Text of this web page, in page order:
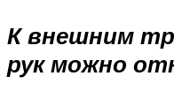
К внешним
рук можно